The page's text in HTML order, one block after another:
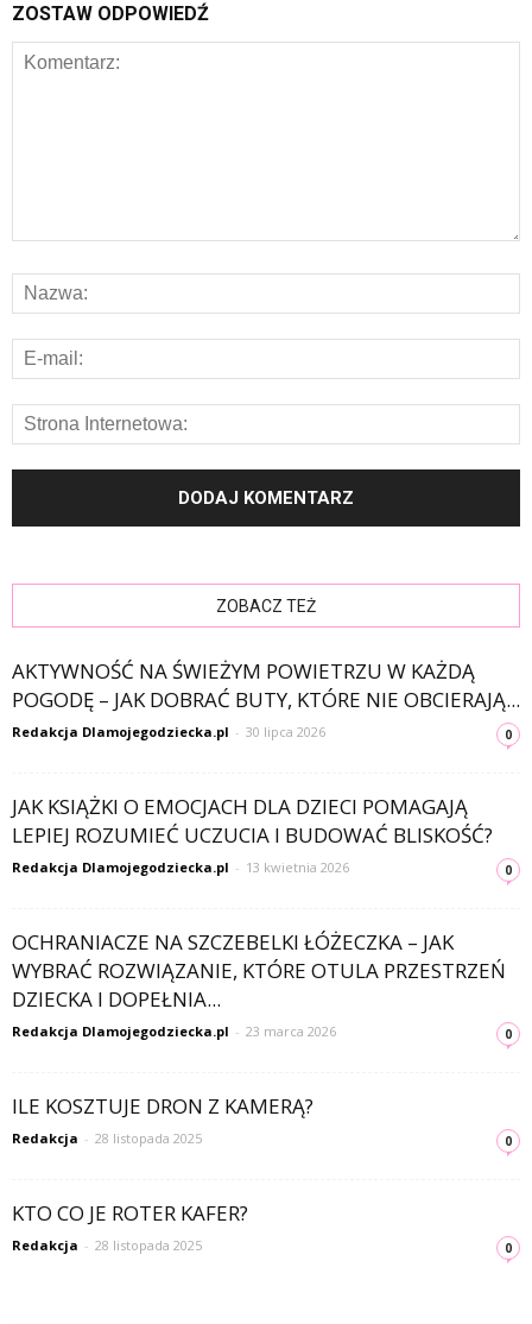
ZOSTAW ODPOWIEDŹ
ZOBACZ TEŻ
AKTYWNOŚĆ NA ŚWIEŻYM POWIETRZU W KAŻDĄ
POGODĘ – JAK DOBRAĆ BUTY, KTÓRE NIE OBCIERAJĄ...
Redakcja Dlamojegodziecka.pl - 30 lipca 2026 0
JAK KSIĄŻKI O EMOCJACH DLA DZIECI POMAGAJĄ
LEPIEJ ROZUMIEĆ UCZUCIA I BUDOWAĆ BLISKOŚĆ?
Redakcja Dlamojegodziecka.pl - 13 kwietnia 2026 0
OCHRANIACZE NA SZCZEBELKI ŁÓŻECZKA – JAK
WYBRAĆ ROZWIĄZANIE, KTÓRE OTULA PRZESTRZEŃ
DZIECKA I DOPEŁNIA...
Redakcja Dlamojegodziecka.pl - 23 marca 2026 0
ILE KOSZTUJE DRON Z KAMERĄ?
Redakcja - 28 listopada 2025 0
KTO CO JE ROTER KAFER?
Redakcja - 28 listopada 2025 0